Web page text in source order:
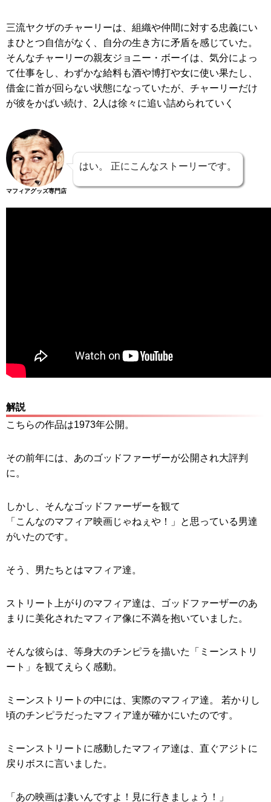
三流ヤクザのチャーリーは、組織や仲間に対する忠義にい
まひとつ自信がなく、自分の生き方に矛盾を感じていた。
そんなチャーリーの親友ジョニー・ボーイは、気分によっ
て仕事をし、わずかな給料も酒や博打や女に使い果たし、
借金に首が回らない状態になっていたが、チャーリーだけ
が彼をかばい続け、2人は徐々に追い詰められていく
マフィアグッズ専門店
はい。 正にこんなストーリーです。
解説
こちらの作品は1973年公開。
その前年には、あのゴッドファーザーが公開され大評判
に。
しかし、そんなゴッドファーザーを観て
「こんなのマフィア映画じゃねぇや！」と思っている男達
がいたのです。
そう、男たちとはマフィア達。
ストリート上がりのマフィア達は、ゴッドファーザーのあ
まりに美化されたマフィア像に不満を抱いていました。
そんな彼らは、等身大のチンピラを描いた「ミーンストリ
ート」を観てえらく感動。
ミーンストリートの中には、実際のマフィア達。 若かりし
頃のチンピラだったマフィア達が確かにいたのです。
ミーンストリートに感動したマフィア達は、直ぐアジトに
戻りボスに言いました。
「あの映画は凄いんですよ！見に行きましょう！」